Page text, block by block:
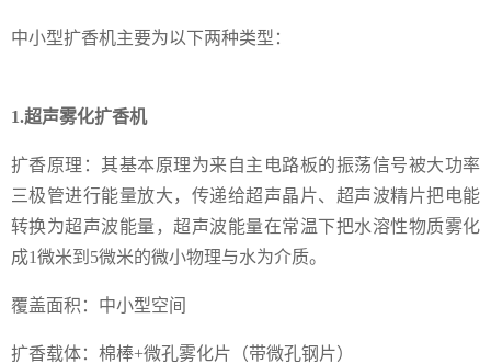
中小型扩香机主要为以下两种类型：
1.超声雾化扩香机
扩香原理：其基本原理为来自主电路板的振荡信号被大功率
三极管进行能量放大，传递给超声晶片、超声波精片把电能
转换为超声波能量，超声波能量在常温下把水溶性物质雾化
成1微米到5微米的微小物理与水为介质。
覆盖面积：中小型空间
扩香载体：棉棒+微孔雾化片（带微孔钢片）